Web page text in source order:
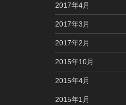
2017年4月
2017年3月
2017年2月
2015年10月
2015年4月
2015年1月